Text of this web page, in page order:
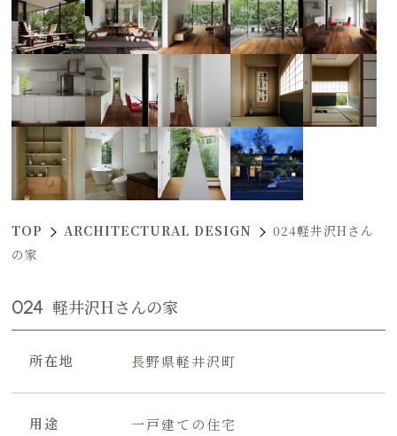
TOP ARCHITECTURAL DESIGN
024軽井沢Hさん
の家
024 軽井沢Hさんの家
所在地 長野県軽井沢町
用途 一戸建ての住宅